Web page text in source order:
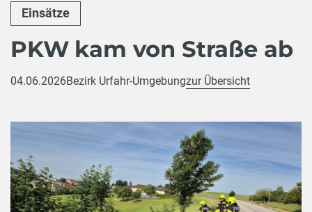
Einsätze
PKW kam von Straße ab
04.06.2026Bezirk Urfahr-Umgebungzur Übersicht